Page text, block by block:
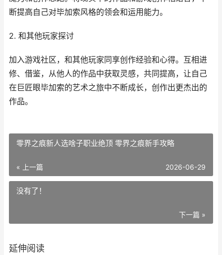
断提高自己对毕加索风格的领会和运用能力。
2. 和其他玩家探讨
加入游戏社区，和其他玩家同享创作经验和心得。互相进
修、借鉴，从他人的作品中获取灵感，共同提高，让自己
在巨匠眼毕加索的艺术之旅中不断成长，创作出更杰出的
作品。
零界之痕新人选啥子职业绝顶 零界之痕新手攻略
« 上一篇 2026-06-29
没有了！
下一篇 »
延伸阅读